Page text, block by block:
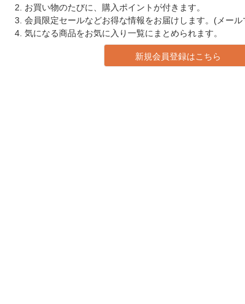
2. お買い物のたびに、購入ポイントが付きます。
3. 会員限定セールなどお得な情報をお届けします。(メール
4. 気になる商品をお気に入り一覧にまとめられます。
新規会員登録はこちら